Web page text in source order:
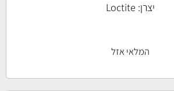
יצרן: Loctite
המלאי אזל